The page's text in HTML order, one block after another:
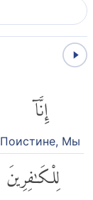
إِنَّآ
Поистине, Мы
لِلْكَٰفِرِينَ